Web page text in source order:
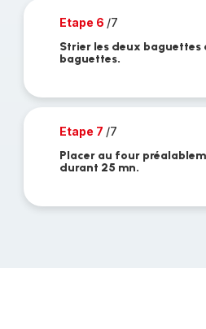
Etape 6 /7
Strier les deux baguettes
baguettes.
Etape 7 /7
Placer au four
durant 25 mn.